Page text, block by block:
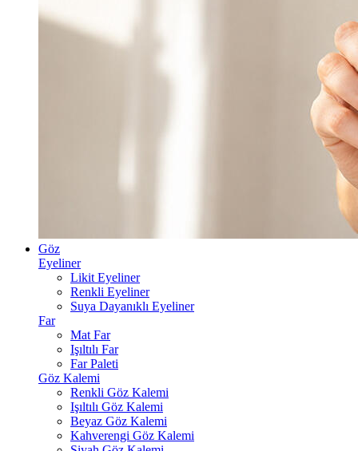
Göz
Eyeliner
Likit Eyeliner
Renkli Eyeliner
Suya Dayanıklı Eyeliner
Far
Mat Far
Işıltılı Far
Far Paleti
Göz Kalemi
Renkli Göz Kalemi
Işıltılı Göz Kalemi
Beyaz Göz Kalemi
Kahverengi Göz Kalemi